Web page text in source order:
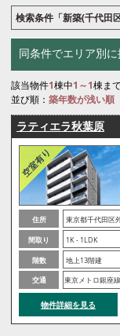
検索条件「新築(千代田
同条件でエリア別に
該当物件1棟中1～1棟ま
並び順： 築年数が浅い順
ラティエラ秋葉原
住所
東京都千代田区
間取り
1K - 1LDK
階数
地上13階建
交通
東京メトロ銀座
物件詳細を見る